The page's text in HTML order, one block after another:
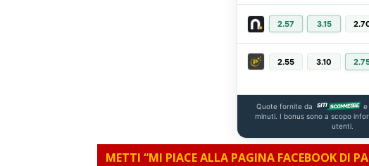
2.57 3.15
2.55 3.10
Quote fornite da
e
minuti. I bonus sono a scopo
utenti.
METTI “MI PIACE ALLA PAGINA FACEBOOK DI